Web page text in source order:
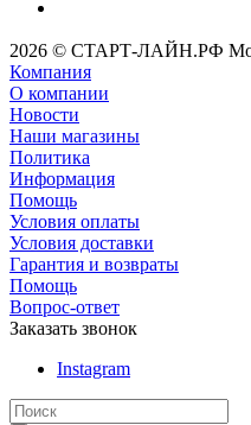
2026 © СТАРТ-ЛАЙН.РФ
Компания
О компании
Новости
Наши магазины
Политика
Информация
Помощь
Условия оплаты
Условия доставки
Гарантия и возвраты
Помощь
Вопрос-ответ
Заказать звонок
Instagram